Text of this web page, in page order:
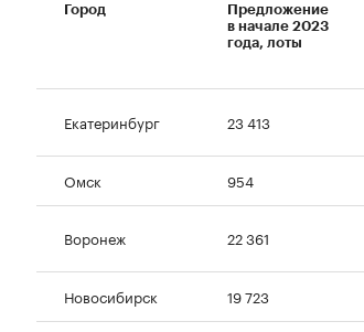
Город
Предложение
в начале 2023
года, лоты
Екатеринбург 23 413
Омск 954
Воронеж 22 361
Новосибирск 19 723